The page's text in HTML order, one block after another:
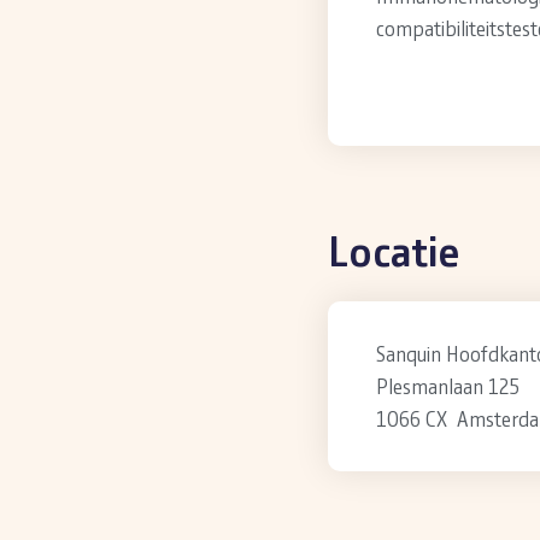
Locatie
Sanquin
Plesmanlaan 125
1066 CX